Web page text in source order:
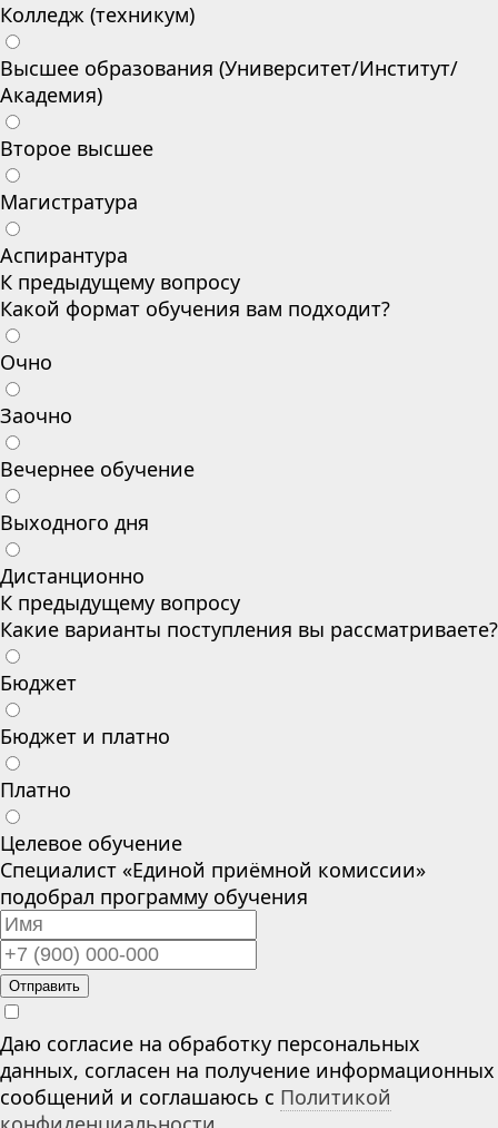
Колледж (техникум)
Высшее образования (Университет/Институт/
Академия)
Второе высшее
Магистратура
Аспирантура
К предыдущему вопросу
Какой формат обучения вам подходит?
Очно
Заочно
Вечернее обучение
Выходного дня
Дистанционно
К предыдущему вопросу
Какие варианты поступления вы рассматриваете?
Бюджет
Бюджет и платно
Платно
Целевое обучение
Специалист «Единой приёмной комиссии»
подобрал программу обучения
Отправить
Даю согласие на обработку персональных
данных, согласен на получение информационных
сообщений и соглашаюсь с Политикой